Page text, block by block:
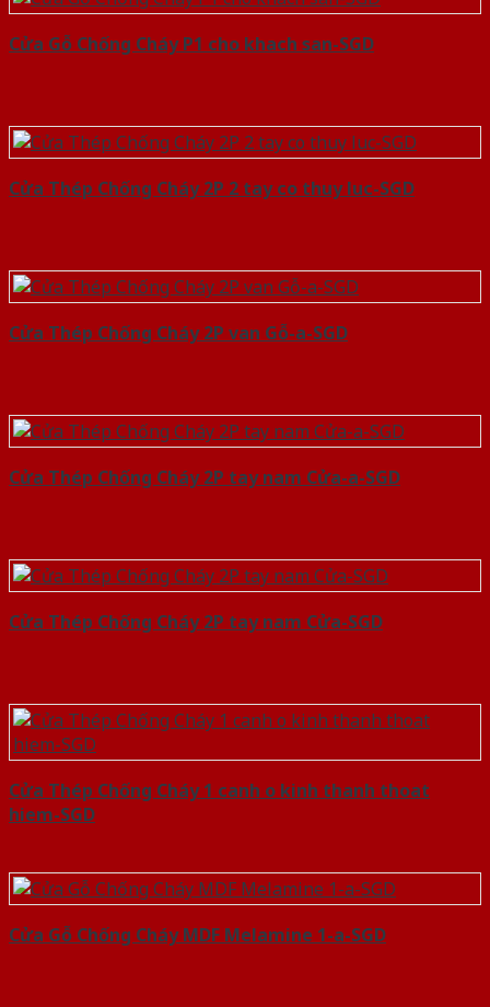
Cửa Gỗ Chống Cháy P1 cho khach san-SGD
Cửa Thép Chống Cháy 2P 2 tay co thuy luc-SGD
Cửa Thép Chống Cháy 2P van Gỗ-a-SGD
Cửa Thép Chống Cháy 2P tay nam Cửa-a-SGD
Cửa Thép Chống Cháy 2P tay nam Cửa-SGD
Cửa Thép Chống Cháy 1 canh o kinh thanh thoat
hiem-SGD
Cửa Gỗ Chống Cháy MDF Melamine 1-a-SGD